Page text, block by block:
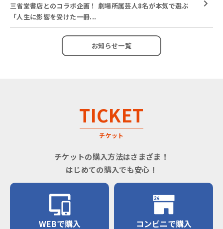
三省堂書店とのコラボ企画！ 劇場所属芸人8名が本気で選ぶ
「人生に影響を受けた一冊...
お知らせ一覧
TICKET
チケット
チケットの購入方法はさまざま！
はじめての購入でも安心！
WEBで購入 コンビニで購入